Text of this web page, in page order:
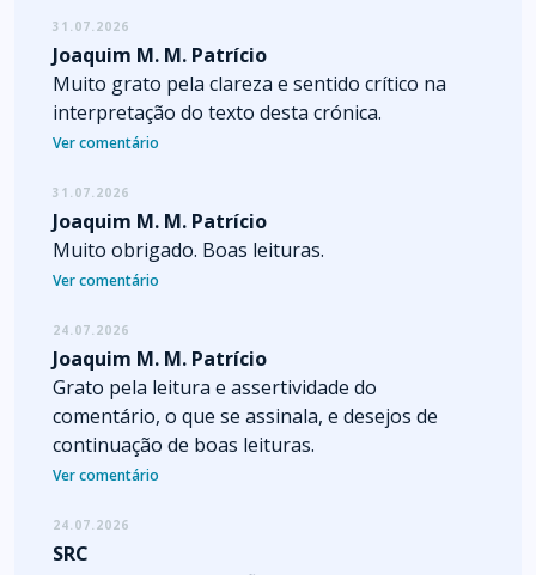
31.07.2026
Joaquim M. M. Patrício
Muito grato pela clareza e sentido crítico na
interpretação do texto desta crónica.
Ver comentário
31.07.2026
Joaquim M. M. Patrício
Muito obrigado. Boas leituras.
Ver comentário
24.07.2026
Joaquim M. M. Patrício
Grato pela leitura e assertividade do
comentário, o que se assinala, e desejos de
continuação de boas leituras.
Ver comentário
24.07.2026
SRC